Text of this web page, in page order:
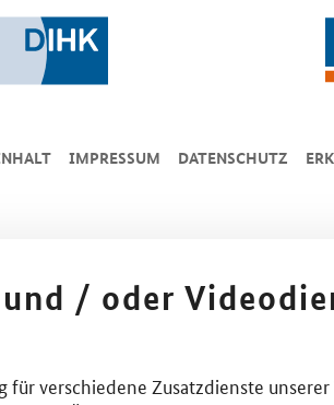
IMPRESSUM DA­TEN­SCHUTZ
/ oder
verschiedene Zusatzdienste